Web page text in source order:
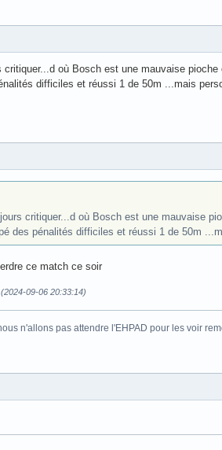
où Bosch est une mauvaise
difficiles et réussi 1 de 50m ...mais
critiquer...d où Bosch est une mauvaise
des pénalités difficiles et réussi 1 de 50m
ce match ce soir
09-06 20:33:14)
n'allons pas attendre l'EHPAD pour les voir